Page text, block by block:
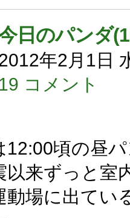
日のパンダ
年2月1日
19 コメント
12:00頃の昼
以来ずっと室
動場に出てい